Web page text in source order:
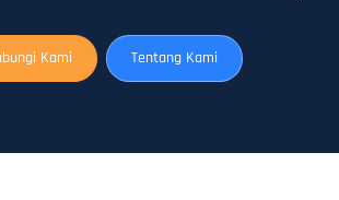
Kami Tentang Kami